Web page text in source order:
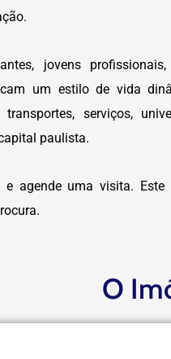
jovens
um estilo de vida
serviços,
paulista.
e agende uma visita. Este
O